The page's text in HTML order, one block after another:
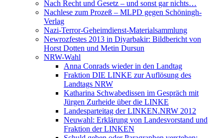
Nach Recht und Gesetz – und sonst gar nichts…
Nachlese zum Prozeß – MLPD gegen Schöningh-
Verlag
Nazi-Terror-Geheimdienst-Materialsammlung
Newrozfestes 2013 in Diyarbakir: Bildbericht von
Horst Dotten und Metin Dursun
NRW-Wahl
Anna Conrads wieder in den Landtag
Fraktion DIE LINKE zur Auflösung des
Landtags NRW
Katharina Schwabedissen im Gespräch mit
Jürgen Zurheide über die LINKE
Landesparteitag der LINKEN.NRW 2012
Neuwahl: Erklärung von Landesvorstand und
Fraktion der LINKEN